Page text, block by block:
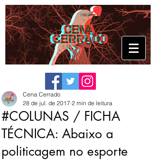
#COLUNAS / FICHA
TÉCNICA: Abaixo a
politicagem no esporte
Cena Cerrado
28 de jul. de 2017 2 min de leitura